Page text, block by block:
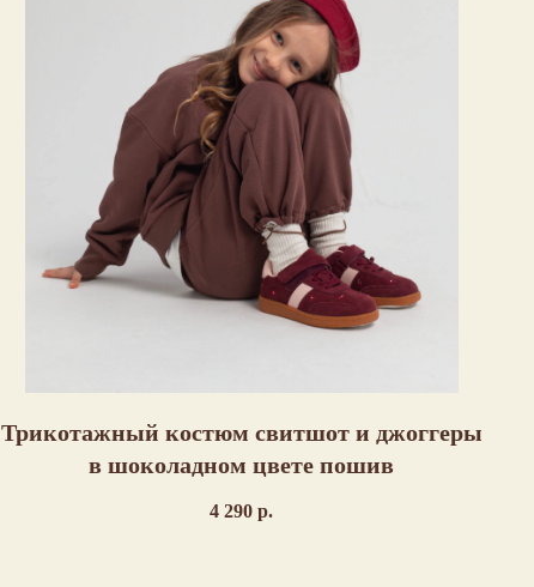
Трикотажный костюм свитшот и джоггеры
в шоколадном цвете пошив
4 290 р.